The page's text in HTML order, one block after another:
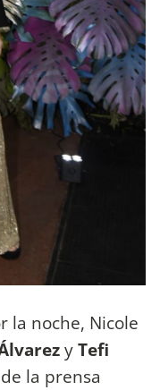
la noche, Nicole
yTefi
la prensa